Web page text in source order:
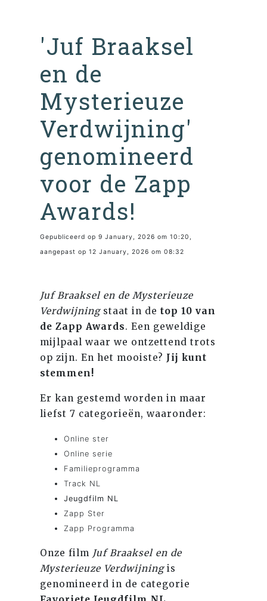
'Juf Braaksel
en de
Mysterieuze
Verdwijning'
genomineerd
voor de Zapp
Awards!
Gepubliceerd op 9 January, 2026 om 10:20,
aangepast op 12 January, 2026 om 08:32
Juf Braaksel en de Mysterieuze
Verdwijningstaat in detop 10 van
de Zapp Awards. Een geweldige
mijlpaal waar we ontzettend trots
op zijn. En het mooiste? Jij kunt
stemmen!
Er kan gestemd worden in maar
liefst 7 categorieën, waaronder:
Online ster
Online serie
Familieprogramma
Track NL
Jeugdfilm NL
Zapp Ster
Zapp Programma
Onze film Juf Braaksel en de
Mysterieuze Verdwijningis
genomineerd in de categorie